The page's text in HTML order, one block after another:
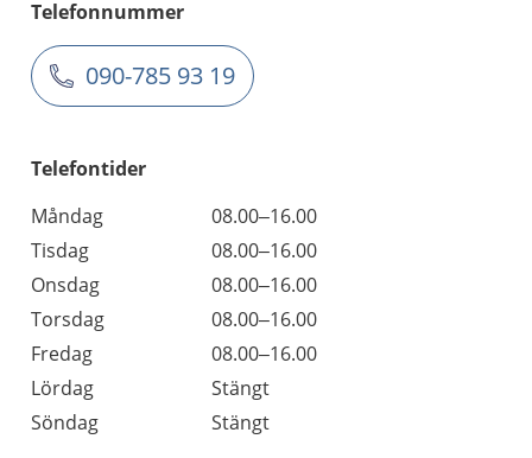
Telefonnummer
090-785 93 19
Telefontider
Måndag
08.00–16.00
Tisdag
08.00–16.00
Onsdag
08.00–16.00
Torsdag
08.00–16.00
Fredag
08.00–16.00
Lördag
Stängt
Söndag
Stängt